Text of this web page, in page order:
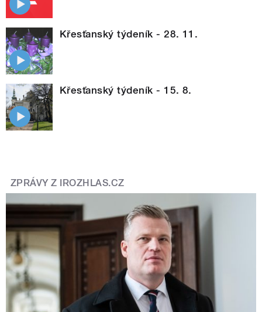
Křesťanský týdeník - 28. 11.
Křesťanský týdeník - 15. 8.
ZPRÁVY Z IROZHLAS.CZ